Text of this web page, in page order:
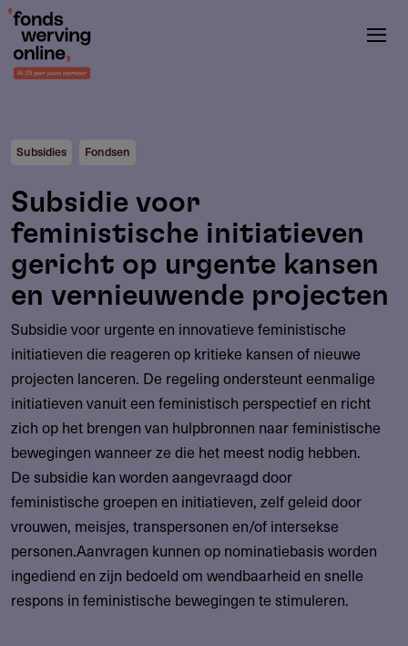
Overslaan
naar
de
Subsidies Fondsen
Subsidie voor
feministische initiatieven
gericht op urgente kansen
en vernieuwende projecten
Subsidie voor urgente en innovatieve feministische
initiatieven die reageren op kritieke kansen of nieuwe
projecten lanceren. De regeling ondersteunt eenmalige
initiatieven vanuit een feministisch perspectief en richt
zich op het brengen van hulpbronnen naar feministische
bewegingen wanneer ze die het meest nodig hebben.
De subsidie kan worden aangevraagd door
feministische groepen en initiatieven, zelf geleid door
vrouwen, meisjes, transpersonen en/of intersekse
personen.Aanvragen kunnen op nominatiebasis worden
ingediend en zijn bedoeld om wendbaarheid en snelle
respons in feministische bewegingen te stimuleren.